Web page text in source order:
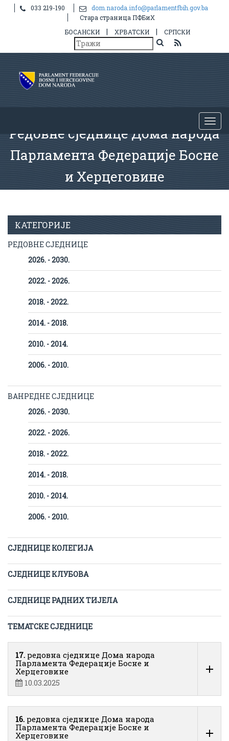
033 219-190
dom.naroda.info@parlamentfbih.gov.ba
Стара страница ПФБиХ
БОСАНСКИ
| ХРВАТСКИ | СРПСКИ
Редовне сједнице Дома народа
Парламента Федерације Босне
и Херцеговине
КАТЕГОРИЈЕ
РЕДОВНЕ СЈЕДНИЦЕ
2026. - 2030.
2022. - 2026.
2018. - 2022.
2014. - 2018.
2010. - 2014.
2006. - 2010.
ВАНРЕДНЕ СЈЕДНИЦЕ
2026. - 2030.
2022. - 2026.
2018. - 2022.
2014. - 2018.
2010. - 2014.
2006. - 2010.
СЈЕДНИЦЕ КОЛЕГИЈА
СЈЕДНИЦЕ КЛУБОВА
СЈЕДНИЦЕ РАДНИХ ТИЈЕЛА
ТЕМАТСКЕ СЈЕДНИЦЕ
17. редовна сједнице Дома народа
Парламента Федерације Босне и
Херцеговине
10.03.2025
16. редовна сједнице Дома народа
Парламента Федерације Босне и
Херцеговине